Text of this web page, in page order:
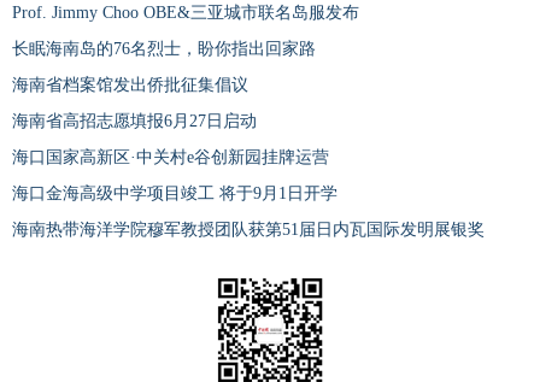
Prof. Jimmy Choo OBE&三亚城市联名岛服发布
长眠海南岛的76名烈士，盼你指出回家路
海南省档案馆发出侨批征集倡议
海南省高招志愿填报6月27日启动
海口国家高新区·中关村e谷创新园挂牌运营
海口金海高级中学项目竣工 将于9月1日开学
海南热带海洋学院穆军教授团队获第51届日内瓦国际发明展银奖